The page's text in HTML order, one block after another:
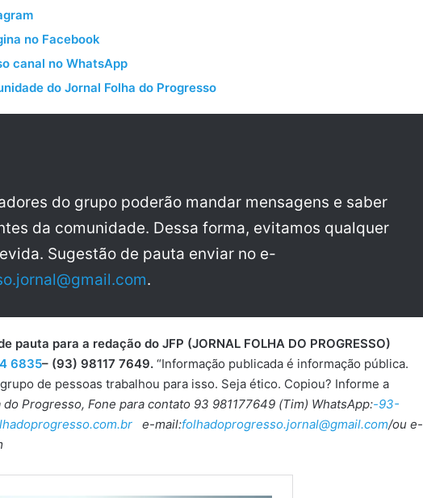
no Facebook
canal no WhatsApp
do Jornal Folha do Progresso
do grupo poderão mandar mensagens e saber
da comunidade. Dessa forma, evitamos qualquer
Sugestão de pauta enviar no e-
.
pauta para a redação do JFP (JORNAL FOLHA DO PROGRESSO)
6835– (93) 98117 7649. “Informação publicada é informação pública.
de pessoas trabalhou para isso. Seja ético. Copiou? Informe a
Progresso, Fone para contato 93 981177649 (Tim) WhatsApp:-93-
e-mail:folhadoprogresso.jornal@gmail.com/ou e-